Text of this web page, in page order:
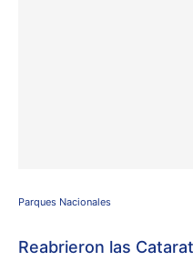
Parques Nacionales
Reabrieron las